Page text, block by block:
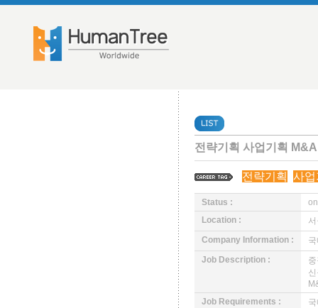
전략기획 사업기획
전략기획 사
Status :
Location :
Company Information :
Job Description :
Job Requirements :